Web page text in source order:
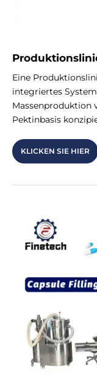
Eine
integriertes
Massenproduktion
Pektinbasis
KLICKEN SIE HIER